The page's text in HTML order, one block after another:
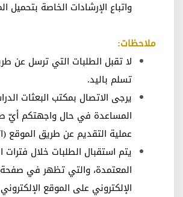
واتباع الإرشادات الخاصة بتحميل
ملاحظات:
لا تقبل الطلبات التي ترسل عن
تسلم باليد.
يرجى الاتصال بمكتب البعثات
المساعدة في حال واجهتكم أيّ
عملية التقديم عن طريق الموقع (
يتم استقبال الطلبات خلال فترات
المعتمدة، والتي تظهر في صفحة
الإلكتروني على الموقع